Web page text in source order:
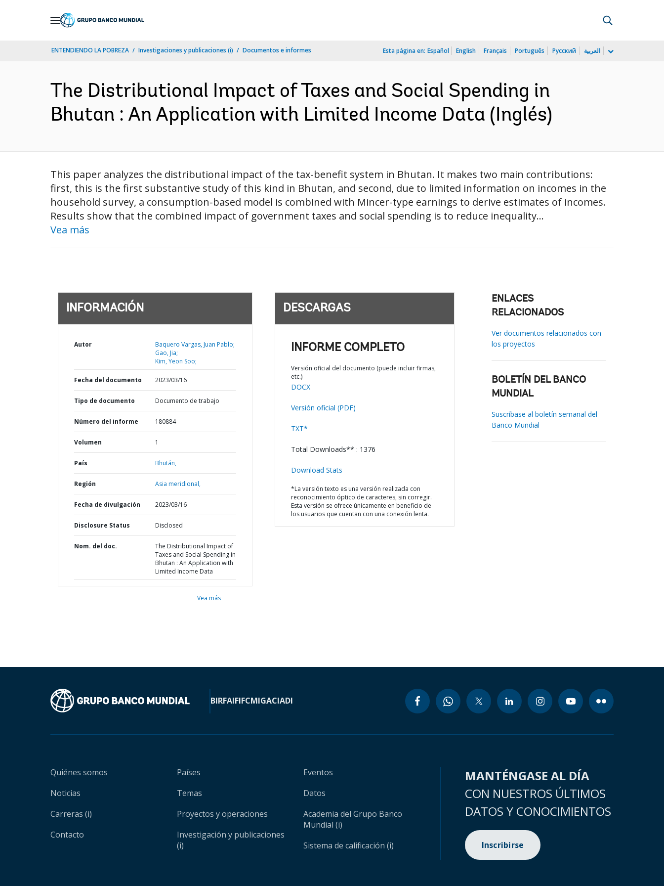
ENTENDIENDO LA POBREZA Investigaciones y publicaciones (i) Documentos e informes Esta página en: Español English Français Português Русский العربية
The Distributional Impact of Taxes and Social Spending in
Bhutan : An Application with Limited Income Data (Inglés)
This paper analyzes the distributional impact of the tax-benefit system in Bhutan. It makes two main contributions:
first, this is the first substantive study of this kind in Bhutan, and second, due to limited information on incomes in the
household survey, a consumption-based model is combined with Mincer-type earnings to derive estimates of incomes.
Results show that the combined impact of government taxes and social spending is to reduce inequality...
Vea más
INFORMACIÓN
Autor
Baquero Vargas, Juan Pablo;
Gao, Jia;
Kim, Yeon Soo;
Fecha del documento 2023/03/16
Tipo de documento Documento de trabajo
Número del informe 180884
Volumen 1
País Bhután,
Región Asia meridional,
Fecha de divulgación 2023/03/16
Disclosure Status Disclosed
Nom. del doc.
The Distributional Impact of
Taxes and Social Spending in
Bhutan : An Application with
Limited Income Data
Vea más
DESCARGAS
INFORME COMPLETO
Versión oficial del documento (puede incluir firmas,
etc.)
DOCX
Versión oficial (PDF)
TXT*
Total Downloads** : 1376
Download Stats
*La versión texto es una versión realizada con
reconocimiento óptico de caracteres, sin corregir.
Esta versión se ofrece únicamente en beneficio de
los usuarios que cuentan con una conexión lenta.
ENLACES
RELACIONADOS
Ver documentos relacionados con
los proyectos
BOLETÍN DEL BANCO
MUNDIAL
Suscríbase al boletín semanal del
Banco Mundial
BIRFAIFIFCMIGACIADI
Quiénes somos
Noticias
Carreras (i)
Contacto
Países
Temas
Proyectos y operaciones
Investigación y publicaciones
(i)
Eventos
Datos
Academia del Grupo Banco
Mundial (i)
Sistema de calificación (i)
MANTÉNGASE AL DÍA
CON NUESTROS ÚLTIMOS
DATOS Y CONOCIMIENTOS
Inscribirse